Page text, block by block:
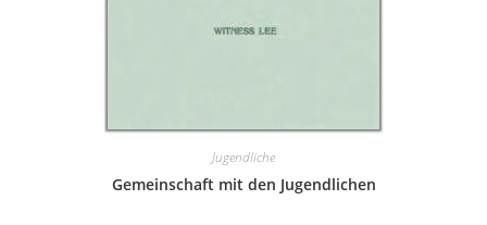
Jugendliche
Gemeinschaft mit den Jugendlichen